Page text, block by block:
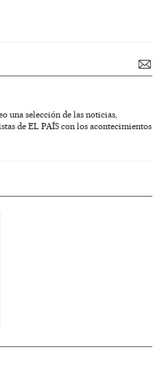
una selección de las noticias,
de EL PAÍS con los acontecimientos